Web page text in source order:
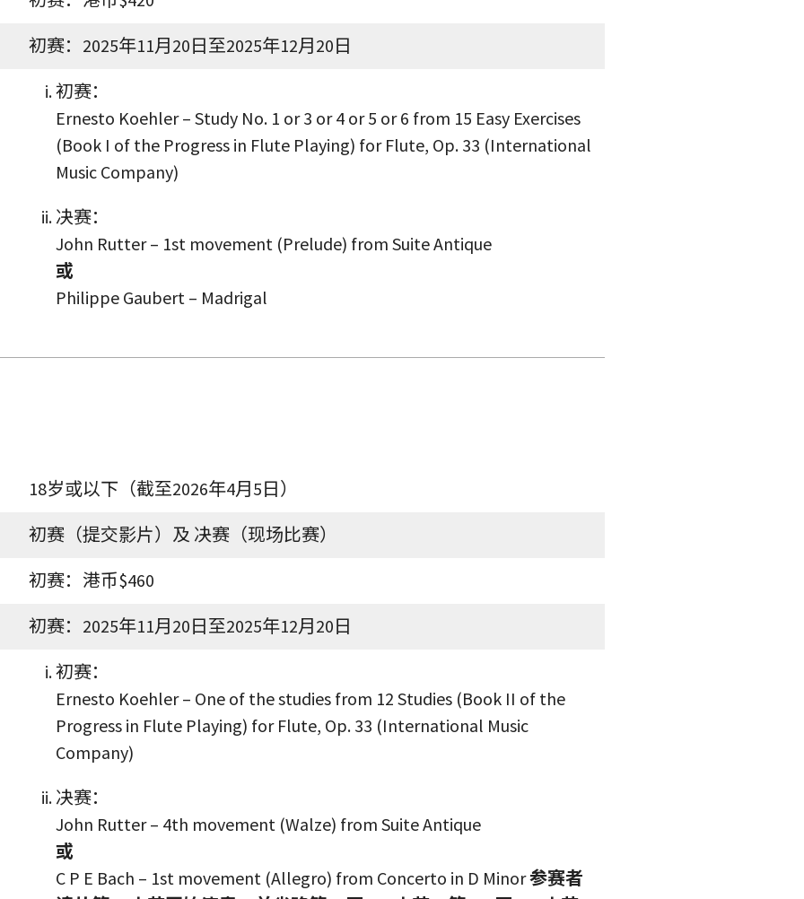
初赛：2025年11月20日至2025年12月20日
初赛：
Ernesto Koehler – Study No. 1 or 3 or 4 or 5 or 6 from 15 Easy Exercises
(Book I of the Progress in Flute Playing) for Flute, Op. 33 (International
Music Company)
决赛：
John Rutter – 1st movement (Prelude) from Suite Antique
或
Philippe Gaubert – Madrigal
18岁或以下（截至2026年4月5日）
初赛（提交影片）及 决赛（现场比赛）
初赛：港币$460
初赛：2025年11月20日至2025年12月20日
初赛：
Ernesto Koehler – One of the studies from 12 Studies (Book II of the
Progress in Flute Playing) for Flute, Op. 33 (International Music
Company)
决赛：
John Rutter – 4th movement (Walze) from Suite Antique
或
C P E Bach – 1st movement (Allegro) from Concerto in D Minor参赛者